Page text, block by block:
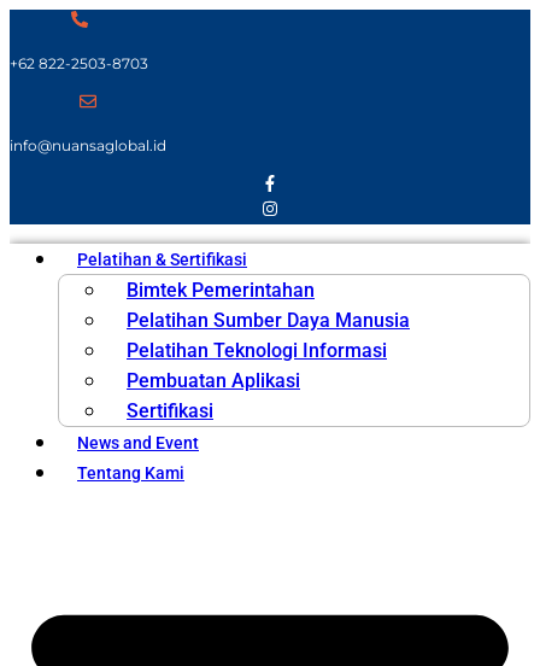
+62 822-2503-8703
info@nuansaglobal.id
Pelatihan & Sertifikasi
Bimtek Pemerintahan
Pelatihan Sumber Daya Manusia
Pelatihan Teknologi Informasi
Pembuatan Aplikasi
Sertifikasi
News and Event
Tentang Kami